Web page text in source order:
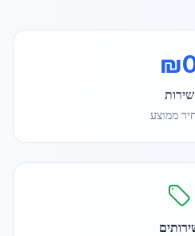
₪
שירות
ממוצע